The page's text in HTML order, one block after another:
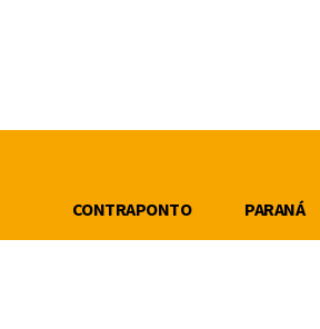
CONTRAPONTO PARANÁ